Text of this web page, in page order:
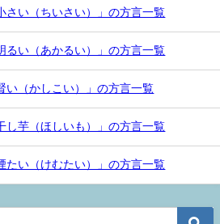
さい（ちいさい）」の方言一覧
るい（あかるい）」の方言一覧
い（かしこい）」の方言一覧
し芋（ほしいも）」の方言一覧
たい（けむたい）」の方言一覧